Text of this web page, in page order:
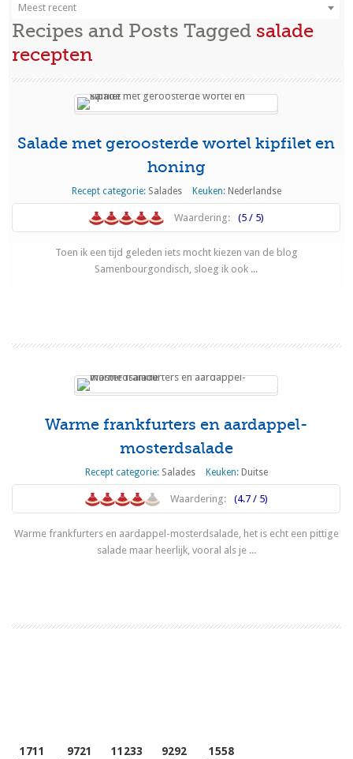
Meest recent
Recipes and Posts Tagged salade
recepten
Salade met geroosterde wortel kipfilet en
honing
Recept categorie: Salades Keuken: Nederlandse
Waardering: (5 / 5)
Toen ik een tijd geleden iets mocht kiezen van de blog
Samenbourgondisch, sloeg ik ook ...
Warme frankfurters en aardappel-
mosterdsalade
Recept categorie: Salades Keuken: Duitse
Waardering: (4.7 / 5)
Warme frankfurters en aardappel-mosterdsalade, het is echt een pittige
salade maar heerlijk, vooral als je ...
1711 9721 11233 9292 1558